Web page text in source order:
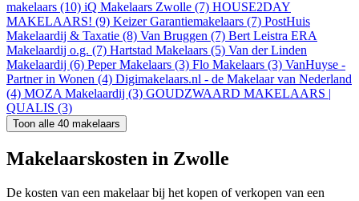
makelaars (10) iQ Makelaars Zwolle (7) HOUSE2DAY
MAKELAARS! (9) Keizer Garantiemakelaars (7) PostHuis
Makelaardij & Taxatie (8) Van Bruggen (7) Bert Leistra ERA
Makelaardij o.g. (7) Hartstad Makelaars (5) Van der Linden
Makelaardij (6) Peper Makelaars (3) Flo Makelaars (3) VanHuyse -
Partner in Wonen (4) Digimakelaars.nl - de Makelaar van Nederland
(4) MOZA Makelaardij (3) GOUDZWAARD MAKELAARS |
QUALIS (3)
Toon alle 40 makelaars
Makelaarskosten in Zwolle
De kosten van een makelaar bij het kopen of verkopen van een